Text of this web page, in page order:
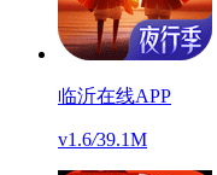
临沂在线APP
v1.6/39.1M